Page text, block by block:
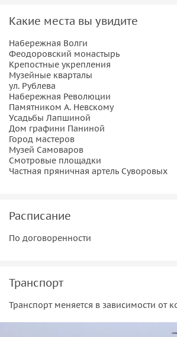
Какие места вы увидите
Набережная Волги
Феодоровский монастырь
Крепостные укрепления
Музейные кварталы
ул. Рублева
Набережная Революции
Памятником А. Невскому
Усадьбы Лапшиной
Дом графини Паниной
Город мастеров
Музей Самоваров
Смотровые площадки
Частная пряничная артель Суворовых
Расписание
По договоренности
Транспорт
Транспорт меняется в зависимости от